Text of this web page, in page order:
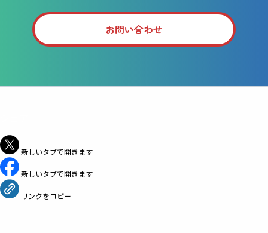
お問い合わせ
新しいタブで開きます
新しいタブで開きます
リンクをコピー